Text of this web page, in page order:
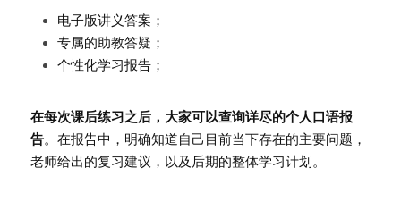
电子版讲义答案；
专属的助教答疑；
个性化学习报告；
在每次课后练习之后，大家可以查询详尽的个人口语报
告。在报告中，明确知道自己目前当下存在的主要问题，
老师给出的复习建议，以及后期的整体学习计划。